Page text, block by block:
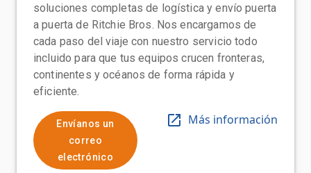
soluciones completas de logística y envío puerta
a puerta de Ritchie Bros. Nos encargamos de
cada paso del viaje con nuestro servicio todo
incluido para que tus equipos crucen fronteras,
continentes y océanos de forma rápida y
eficiente.
Envíanos un
correo
electrónico
Más información